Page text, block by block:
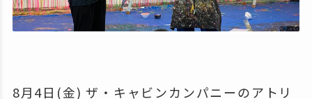
8月4日(金) ザ・キャビンカンパニーのアトリ